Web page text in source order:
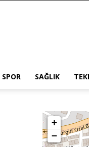
SPOR SAĞLIK
+
−